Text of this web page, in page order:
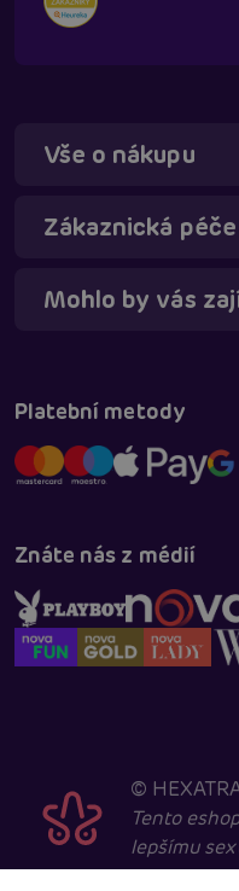
Vše o nákupu
Zákaznická péče
Mohlo by vás
Platební metody
Znáte nás z médií
©
Tento
lepšímu
Táňa -